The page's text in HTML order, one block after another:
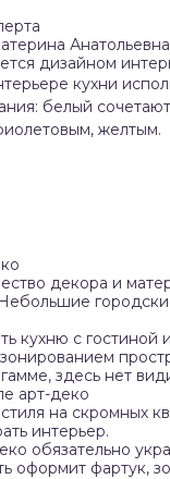
Анатольевна
дизайном
кухни
белый
желтым.
декора и
кухню с
здесь нет
арт-деко
на скромных
интерьер.
обязательно
оформит фартук,